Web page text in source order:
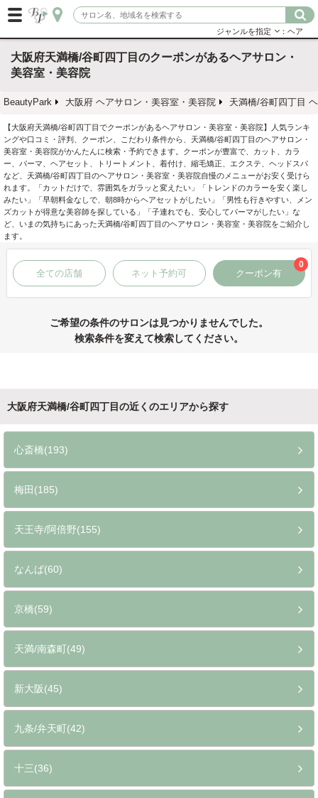
ジャンルを指定 ：ヘア
大阪府天満橋/谷町四丁目のクーポンがあるヘアサロン・
美容室・美容院
BeautyPark 大阪府 ヘアサロン・美容室・美容院 天満橋/谷町四丁目
【大阪府天満橋/谷町四丁目でクーポンがあるヘアサロン・美容室・美容院】人気ランキ
ングや口コミ・評判、クーポン、こだわり条件から、天満橋/谷町四丁目のヘアサロン・
美容室・美容院がかんたんに検索・予約できます。クーポンが豊富で、カット、カラ
ー、パーマ、ヘアセット、トリートメント、着付け、縮毛矯正、エクステ、ヘッドスパ
など、天満橋/谷町四丁目のヘアサロン・美容室・美容院自慢のメニューがお安く受けら
れます。「カットだけで、雰囲気をガラッと変えたい」「トレンドのカラーを安く楽し
みたい」「早朝料金なしで、朝8時からヘアセットがしたい」「男性も行きやすい、メン
ズカットが得意な美容師を探している」「子連れでも、安心してパーマがしたい」な
ど、いまの気持ちにあった天満橋/谷町四丁目のヘアサロン・美容室・美容院をご紹介し
ます。
全ての店舗 ネット予約可 クーポン有
0
ご希望の条件のサロンは見つかりませんでした。
検索条件を変えて検索してください。
大阪府天満橋/谷町四丁目の近くのエリアから探す
心斎橋(193)
梅田(185)
天王寺/阿倍野(155)
なんば(60)
京橋(59)
天満/南森町(49)
新大阪(45)
九条/弁天町(42)
十三(36)